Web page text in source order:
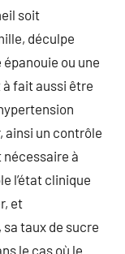
soit
déculpe
ou une
fait aussi être
un contrôle
nécessaire à
l’état clinique
et
taux de sucre
le cas où le